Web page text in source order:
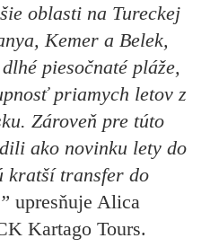
oblasti na Tureckej
Kemer a Belek,
piesočnaté pláže,
priamych letov z
Zároveň pre túto
ako novinku lety do
kratší transfer do
upresňuje Alica
Kartago Tours.